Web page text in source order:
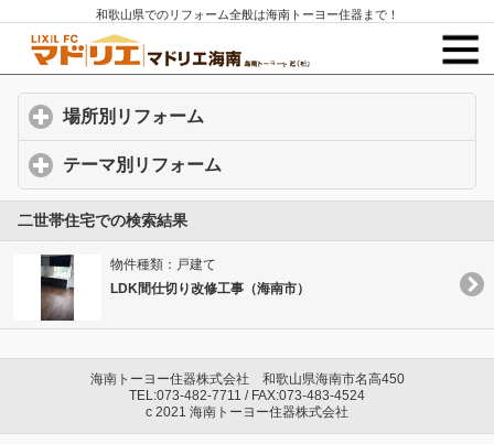
和歌山県でのリフォーム全般は海南トーヨー住器まで！
場所別リフォーム
テーマ別リフォーム
二世帯住宅での検索結果
物件種類：戸建て
LDK間仕切り改修工事（海南市）
海南トーヨー住器株式会社 和歌山県海南市名高450
TEL:073-482-7711 / FAX:073-483-4524
c 2021 海南トーヨー住器株式会社